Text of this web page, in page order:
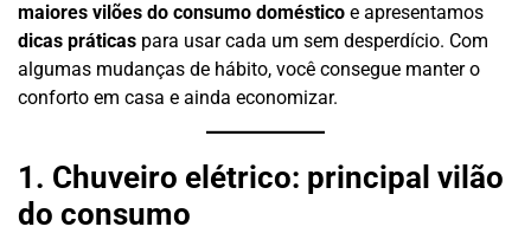
maiores vilões do consumo doméstico e apresentamos
dicas práticas para usar cada um sem desperdício. Com
algumas mudanças de hábito, você consegue manter o
conforto em casa e ainda economizar.
1. Chuveiro elétrico: principal vilão
do consumo